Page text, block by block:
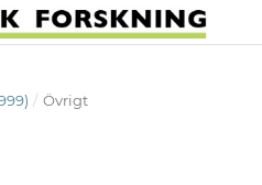
/ Övrigt